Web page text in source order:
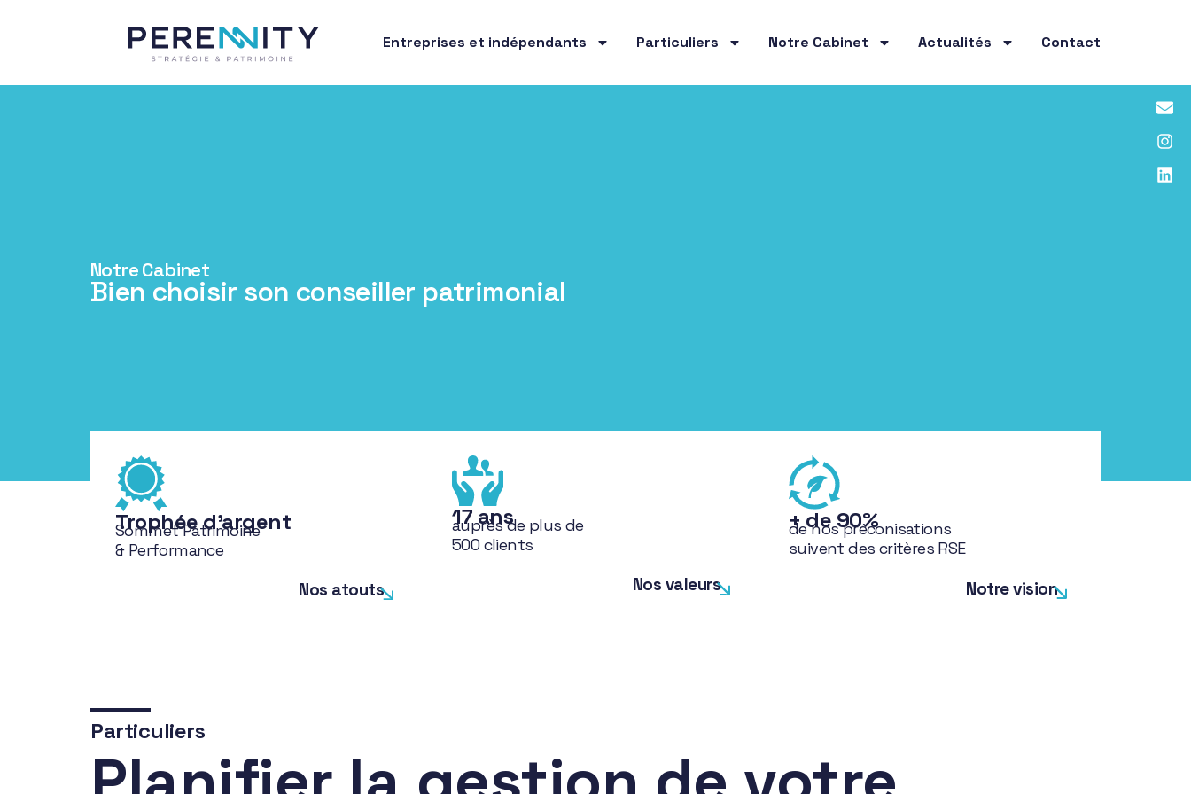
Entreprises et indépendants Particuliers Notre Cabinet Actualités Contact
Notre Cabinet
Bien choisir son conseiller patrimonial
Trophée d'argent
Sommet Patrimoine
& Performance
Nos atouts
17 ans
auprès de plus de
500 clients
Nos valeurs
+ de 90%
de nos préconisations
suivent des critères RSE
Notre vision
Particuliers